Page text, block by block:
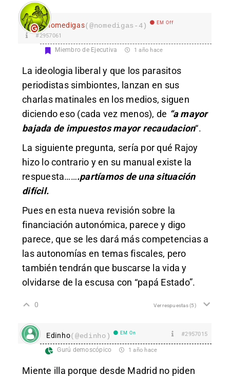
nomedigas(@nomedigas-4) EM Off
#2957061
Miembro de Ejecutiva 1 año hace
La ideologia liberal y que los parasitos
periodistas simbiontes, lanzan en sus
charlas matinales en los medios, siguen
diciendo eso (cada vez menos), de “a mayor
bajada de impuestos mayor recaudacion“.
La siguiente pregunta, sería por qué Rajoy
hizo lo contrario y en su manual existe la
respuesta…….partíamos de una situación
difícil.
Pues en esta nueva revisión sobre la
financiación autonómica, parece y digo
parece, que se les dará más competencias a
las autonomías en temas fiscales, pero
también tendrán que buscarse la vida y
olvidarse de la escusa con “papá Estado”.
0 Ver respuestas(5)
Edinho(@edinho) EM On #2957015
Gurú demoscópico 1 año hace
Miente illa porque desde Madrid no piden